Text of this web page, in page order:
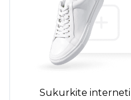
Sukurkite